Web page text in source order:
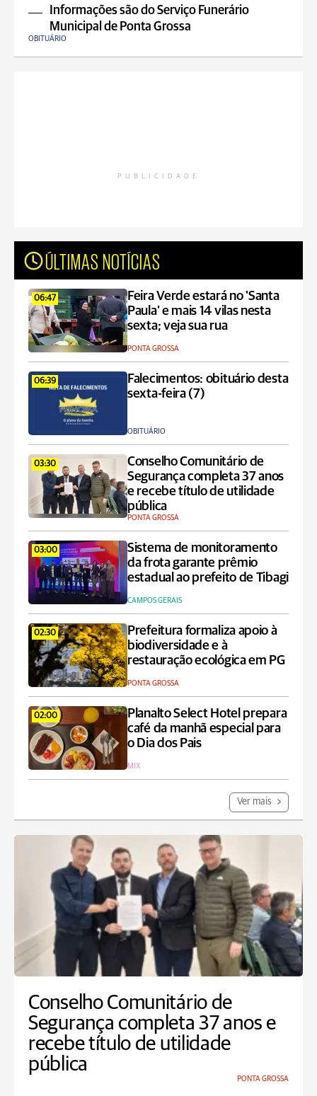
Informações são do Serviço Funerário
Municipal de Ponta Grossa
OBITUÁRIO
PUBLICIDADE
ÚLTIMAS NOTÍCIAS
06:47
Feira Verde estará no 'Santa
Paula' e mais 14 vilas nesta
sexta; veja sua rua
PONTA GROSSA
06:39
Falecimentos: obituário desta
sexta-feira (7)
OBITUÁRIO
03:30
Conselho Comunitário de
Segurança completa 37 anos
e recebe título de utilidade
pública
PONTA GROSSA
03:00
Sistema de monitoramento
da frota garante prêmio
estadual ao prefeito de Tibagi
CAMPOS GERAIS
02:30
Prefeitura formaliza apoio à
biodiversidade e à
restauração ecológica em PG
PONTA GROSSA
02:00
Planalto Select Hotel prepara
café da manhã especial para
o Dia dos Pais
MIX
Ver mais
Conselho Comunitário de
Segurança completa 37 anos e
recebe título de utilidade
pública
PONTA GROSSA